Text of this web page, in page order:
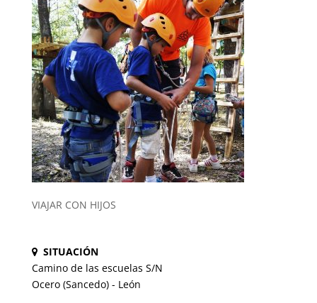
VIAJAR CON HIJOS
SITUACIÓN
Camino de las escuelas S/N
Ocero (Sancedo) - León